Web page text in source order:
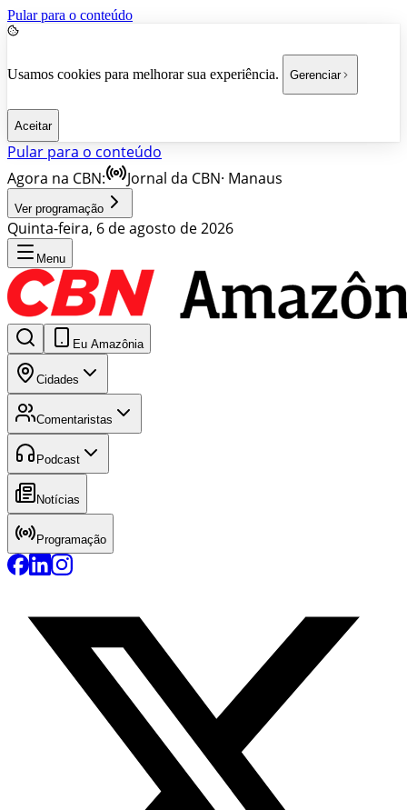
Pular para o conteúdo
Usamos cookies para melhorar sua experiência. Gerenciar
Aceitar
Pular para o conteúdo
Agora na CBN:
Jornal da CBN· Manaus
Ver programação
Quinta-feira, 6 de agosto de 2026
Menu
Eu Amazônia
Cidades
Comentaristas
Podcast
Notícias
Programação